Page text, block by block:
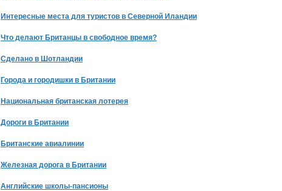
Интересные места для туристов в Северной Иландии
Что делают Британцы в свободное время?
Сделано в Шотландии
Города и городишки в Британии
Национальная британская лотерея
Дороги в Британии
Британские авиалинии
Железная дорога в Британии
Английские школы-пансионы